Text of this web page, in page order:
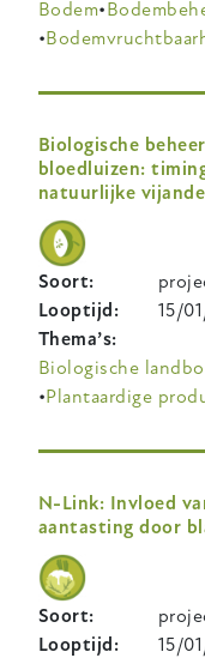
Bodem
Biologische
bloedluizen:
natuurlijke
Soort
Looptijd
15/
Thema’s
Biologische
Plantaardige
N-Link: Invloed
aantasting door
Soort
Looptijd
15/